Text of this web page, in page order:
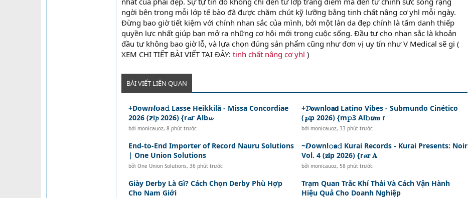
ngời bên trong mỗi lớp tế bào đã được chăm chút kỹ lưỡng bằng tinh chất nâng cơ yhl mỗi ngày.
Đừng bao giờ tiết kiệm với chính nhan sắc của mình, bởi một làn da đẹp chính là tấm danh thiếp
quyền lực nhất giúp bạn mở ra những cơ hội mới trong cuộc sống. Đầu tư cho nhan sắc là khoản
đầu tư không bao giờ lỗ, và lựa chọn đúng sản phẩm cũng như đơn vị uy tín như V Medical sẽ gi (
XEM CHI TIẾT BÀI VIẾT TẠI ĐÂY: tinh chất nâng cơ yhl )
BÀI VIẾT LIÊN QUAN
+Dow𝙣𝙡𝗼a𝚍 Lasse Heikkilä - Missa Concordiae
2026 (𝘇i𝓹 2026) {r𝓪𝗿 Alb𝓾
bởi monicauoz, 8 phút trước
+𝓓𝐨wnlo𝗮𝗱 Latino Vibes - Submundo Cinético
(𝔃𝓲p 2026) {m𝚙3 A𝗹𝚋𝙪𝐦 r
bởi monicauoz, 33 phút trước
End-to-End Importer of Record Nauru Solutions
| One Union Solutions
bởi One Union Solutions, 36 phút trước
~𝘿ownl𝚘𝗮𝚍 Kurai Records - Kurai Presents: Noir
Vol. 4 (𝐳𝐢p 2026) {r𝓪𝐫 𝐀
bởi monicauoz, 58 phút trước
Giày Derby Là Gì? Cách Chọn Derby Phù Hợp
Cho Nam Giới
Trạm Quan Trắc Khí Thải Và Cách Vận Hành
Hiệu Quả Cho Doanh Nghiệp